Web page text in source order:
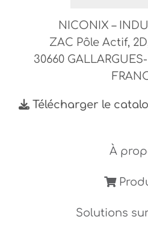
NICONIX –
ZAC Pôle Actif,
30660
Télécharger le
À
Solutions